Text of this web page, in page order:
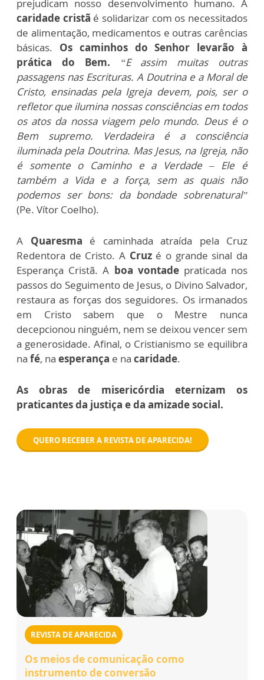
prejudicam nosso desenvolvimento humano. A
caridade cristã é solidarizar com os necessitados
de alimentação, medicamentos e outras carências
básicas. Os caminhos do Senhor levarão à
prática do Bem.
“E assim muitas outras
passagens nas Escrituras. A Doutrina e a Moral de
Cristo, ensinadas pela Igreja devem, pois, ser o
refletor que ilumina nossas consciências em todos
os atos da nossa viagem pelo mundo. Deus é o
Bem supremo. Verdadeira é a consciência
iluminada pela Doutrina. Mas Jesus, na Igreja, não
é somente o Caminho e a Verdade – Ele é
também a Vida e a força, sem as quais não
podemos ser bons: da bondade sobrenatural”
(Pe. Vítor Coelho).
A Quaresma é caminhada atraída pela Cruz
Redentora de Cristo. A Cruzé o grande sinal da
Esperança Cristã. A boa vontadepraticada nos
passos do Seguimento de Jesus, o Divino Salvador,
restaura as forças dos seguidores. Os irmanados
em Cristo sabem que o Mestre nunca
decepcionou ninguém, nem se deixou vencer sem
a generosidade. Afinal, o Cristianismo se equilibra
na fé, na esperança e na caridade.
As obras de misericórdia eternizam os
praticantes da justiça e da amizade social.
QUERO RECEBER A REVISTA DE APARECIDA!
REVISTA DE APARECIDA
Os meios de comunicação como
instrumento de conversão